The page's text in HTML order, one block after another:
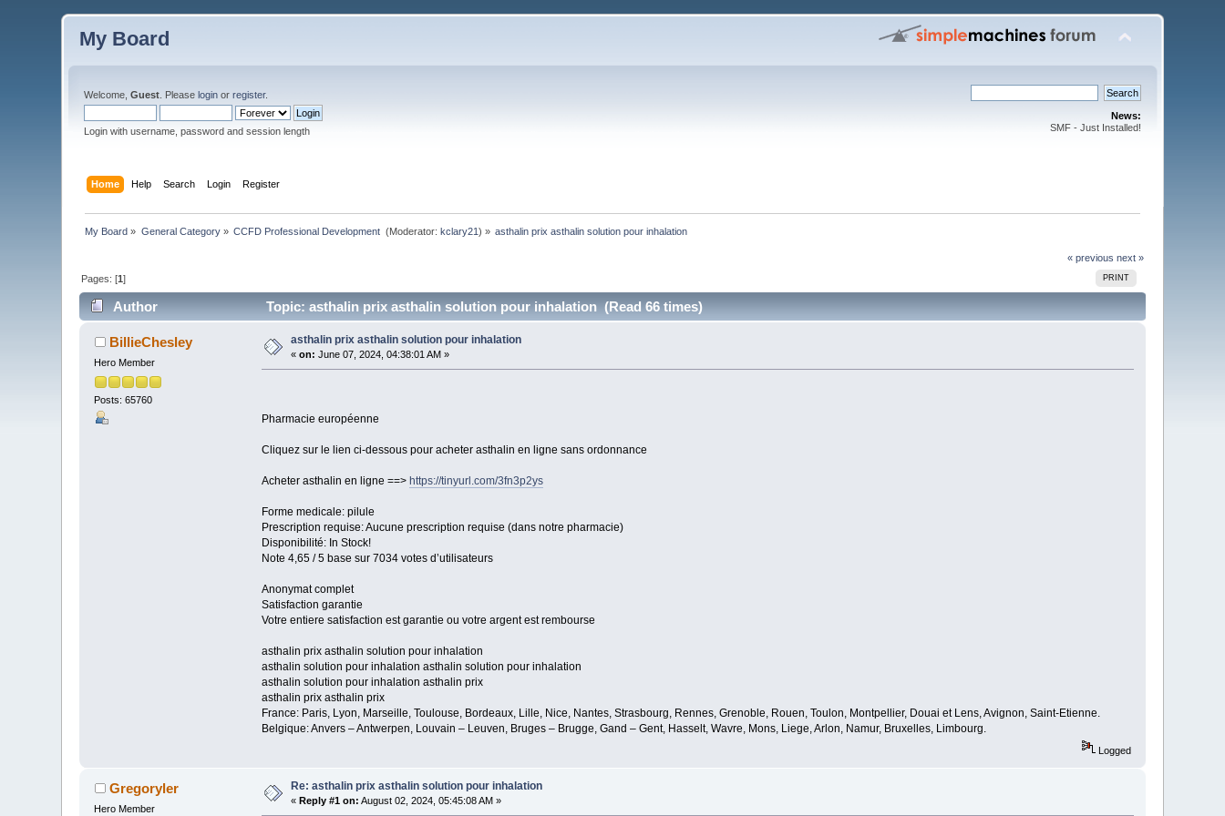
My Board
Welcome,Guest . Pleaselogin orregister.
Login with username, password and session length
News:
SMF - Just Installed!
Home Help Search Login Register
My Board » General Category» CCFD Professional Development (Moderator:kclary21) » asthalin prix asthalin solution pour inhalation
« previous next »
PRINT
Pages: [1]
Author Topic: asthalin prix asthalin solution pour inhalation (Read 66 times)
BillieChesley
Hero Member
Posts: 65760
asthalin prix asthalin solution pour inhalation
«on: June 07, 2024, 04:38:01 AM »
Pharmacie européenne
Cliquez sur le lien ci-dessous pour acheter asthalin en ligne sans ordonnance
Acheter asthalin en ligne ==> https://tinyurl.com/3fn3p2ys
Forme medicale: pilule
Prescription requise: Aucune prescription requise (dans notre pharmacie)
Disponibilité: In Stock!
Note 4,65 / 5 base sur 7034 votes d’utilisateurs
Anonymat complet
Satisfaction garantie
Votre entiere satisfaction est garantie ou votre argent est rembourse
asthalin prix asthalin solution pour inhalation
asthalin solution pour inhalation asthalin solution pour inhalation
asthalin solution pour inhalation asthalin prix
asthalin prix asthalin prix
France: Paris, Lyon, Marseille, Toulouse, Bordeaux, Lille, Nice, Nantes, Strasbourg, Rennes, Grenoble, Rouen, Toulon, Montpellier, Douai et Lens, Avignon, Saint-Etienne.
Belgique: Anvers – Antwerpen, Louvain – Leuven, Bruges – Brugge, Gand – Gent, Hasselt, Wavre, Mons, Liege, Arlon, Namur, Bruxelles, Limbourg.
Logged
Gregoryler
Hero Member
Re: asthalin prix asthalin solution pour inhalation
« Reply #1 on: August 02, 2024, 05:45:08 AM »